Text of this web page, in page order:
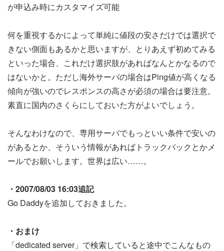
が申込み時にカスタマイズ可能
何を重視するかによって単純に値段の安さだけでは選択で
きない側面もあるかと思いますが、とりあえず初めてみる
といった場合、これだけ選択肢があればなんとかなるので
はないかと。ただし海外サーバの場合はPing値が高くなる
傾向が強いのでレスポンスの高さが必須の場合は要注意。
素直に国内のさくらにしておいた方がよいでしょう。
そんなわけなので、専用サーバでもっといい条件で安いの
があるとか、そういう情報があればトラックバックとかメ
ールでお願いします。世界は広い……。
・2007/08/03 16:03追記
Go Daddyを追加しておきました。
・おまけ
「dedicated server」で検索していると途中でこんなもの